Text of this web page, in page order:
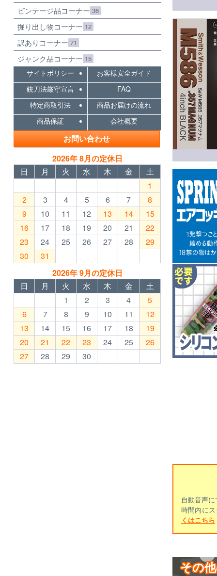
自動音声に
時間内に
くはこちら
その
ビンテージ品コーナー 36
掘り出し物コーナー 12
訳ありコーナー 71
ジャンク品コーナー 15
サイトポリシー
お客様安全ガイド
銃刀法厳守宣言
FAQ
特定商取引法
商品お届けの流れ
商品保証
会社概要
お問い合わせ
2026年 8月の定休日
日
月 火 水 木 金
土
1
2
3 4 5 6 7
8
9
10 11 12 13 14
15
16
17 18 19 20 21
22
23
24 25 26 27 28
29
30
31
2026年 9月の定休日
日
月 火 水 木 金
土
1
2 3 4
5
6
7 8 9 10 11
12
13
14 15 16 17 18
19
20
21 22 23 24 25
26
27
28 29 30